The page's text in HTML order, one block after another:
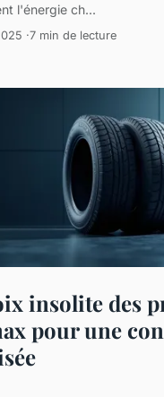
l'énergie ch...
7 min de lecture
insolite des
pour une